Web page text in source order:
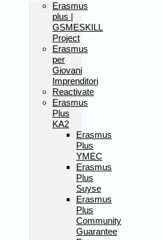
Erasmus
plus |
GSMESKILL
Project
Erasmus
per
Giovani
Imprenditori
Reactivate
Erasmus
Plus
KA2
Erasmus
Plus
YMEC
Erasmus
Plus
Suyse
Erasmus
Plus
Community
Guarantee